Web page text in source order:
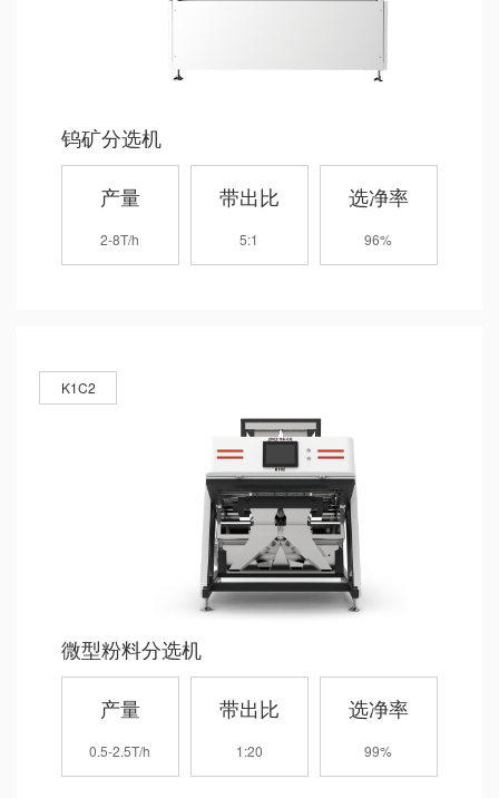
钨矿分选机
产量
2-8T/h
带出比
5:1
选净率
96%
K1C2
微型粉料分选机
产量
0.5-2.5T/h
带出比
1:20
选净率
99%